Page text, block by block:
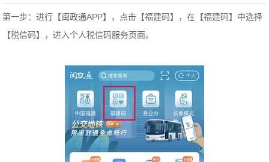
第一步：进行【闽政通APP】，点击【福建码】，在【福建码】中选择
【税信码】，进入个人税信码服务页面。